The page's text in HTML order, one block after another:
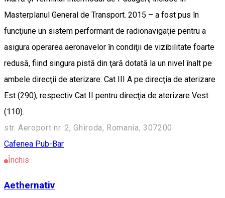
Masterplanul General de Transport. 2015 – a fost pus în
funcţiune un sistem performant de radionavigaţie pentru a
asigura operarea aeronavelor în condiţii de vizibilitate foarte
redusă, fiind singura pistă din ţară dotată la un nivel înalt pe
ambele direcţii de aterizare: Cat III A pe direcţia de aterizare
Est (290), respectiv Cat II pentru direcţia de aterizare Vest
(110).
str. Aeroport nr. 2, Ghiroda, Romania, 307200
Cafenea Pub-Bar
Închis
Aethernativ